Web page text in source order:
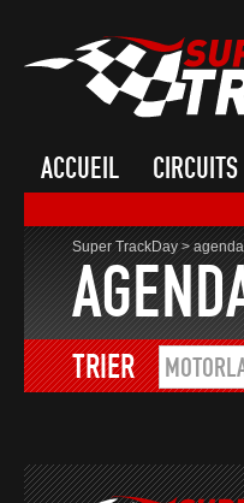
ACCUEIL CIRCUITS
Super TrackDay>agenda
TRIER